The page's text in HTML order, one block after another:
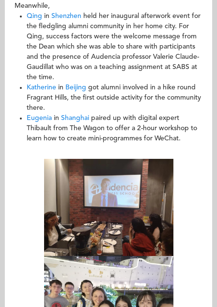
Meanwhile,
Qing in Shenzhen held her inaugural afterwork event for
the fledgling alumni community in her home city. For
Qing, success factors were the welcome message from
the Dean which she was able to share with participants
and the presence of Audencia professor Valerie Claude-
Gaudillat who was on a teaching assignment at SABS at
the time.
Katherine in Beijing got alumni involved in a hike round
Fragrant Hills, the first outside activity for the community
there.
Eugenia in Shanghai paired up with digital expert
Thibault from The Wagon to offer a 2-hour workshop to
learn how to create mini-programmes for WeChat.